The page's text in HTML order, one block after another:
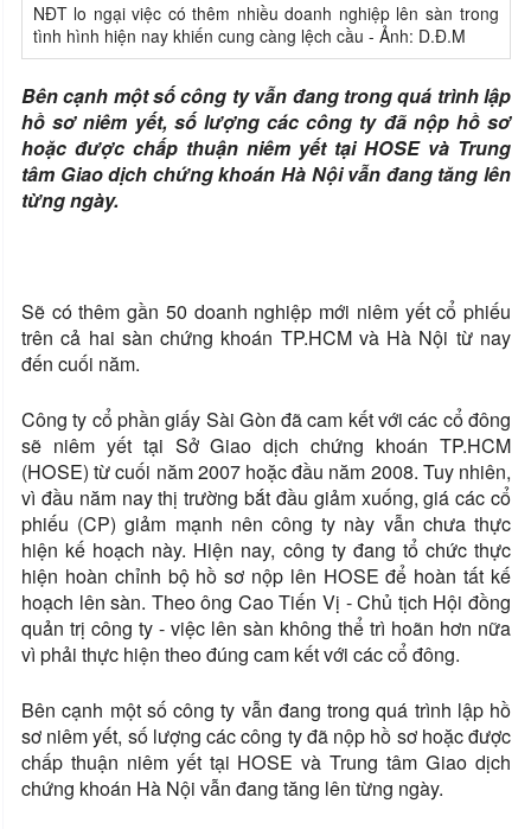
NĐT lo ngại việc có thêm nhiều doanh nghiệp lên sàn trong
tình hình hiện nay khiến cung càng lệch cầu - Ảnh: D.Đ.M
Bên cạnh một số công ty vẫn đang trong quá trình lập
hồ sơ niêm yết, số lượng các công ty đã nộp hồ sơ
hoặc được chấp thuận niêm yết tại HOSE và Trung
tâm Giao dịch chứng khoán Hà Nội vẫn đang tăng lên
từng ngày.
Sẽ có thêm gần 50 doanh nghiệp mới niêm yết cổ phiếu
trên cả hai sàn chứng khoán TP.HCM và Hà Nội từ nay
đến cuối năm.
Công ty cổ phần giấy Sài Gòn đã cam kết với các cổ đông
sẽ niêm yết tại Sở Giao dịch chứng khoán TP.HCM
(HOSE) từ cuối năm 2007 hoặc đầu năm 2008. Tuy nhiên,
vì đầu năm nay thị trường bắt đầu giảm xuống, giá các cổ
phiếu (CP) giảm mạnh nên công ty này vẫn chưa thực
hiện kế hoạch này. Hiện nay, công ty đang tổ chức thực
hiện hoàn chỉnh bộ hồ sơ nộp lên HOSE để hoàn tất kế
hoạch lên sàn. Theo ông Cao Tiến Vị - Chủ tịch Hội đồng
quản trị công ty - việc lên sàn không thể trì hoãn hơn nữa
vì phải thực hiện theo đúng cam kết với các cổ đông.
Bên cạnh một số công ty vẫn đang trong quá trình lập hồ
sơ niêm yết, số lượng các công ty đã nộp hồ sơ hoặc được
chấp thuận niêm yết tại HOSE và Trung tâm Giao dịch
chứng khoán Hà Nội vẫn đang tăng lên từng ngày.